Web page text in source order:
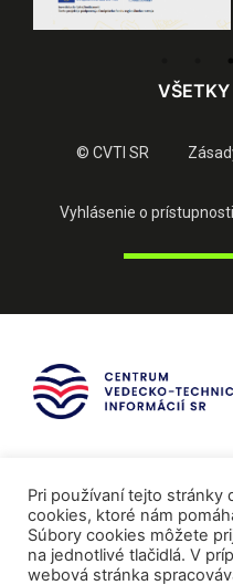
VŠETKY
© CVTI SR
Vyhlásenie o prístupnosti
Pri používaní tejto stránky
cookies, ktoré nám
Súbory cookies môžete
na jednotlivé tlačidlá. V
webová stránka